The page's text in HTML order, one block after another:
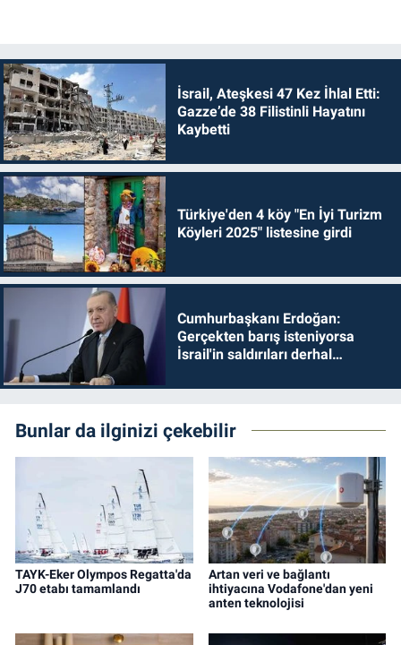
İsrail, Ateşkesi 47 Kez İhlal Etti:
Gazze’de 38 Filistinli Hayatını
Kaybetti
Türkiye'den 4 köy "En İyi Turizm
Köyleri 2025" listesine girdi
Cumhurbaşkanı Erdoğan:
Gerçekten barış isteniyorsa
İsrail'in saldırıları derhal
Bunlar da ilginizi çekebilir
TAYK-Eker Olympos Regatta'da
J70 etabı tamamlandı
Artan veri ve bağlantı
ihtiyacına Vodafone'dan yeni
anten teknolojisi